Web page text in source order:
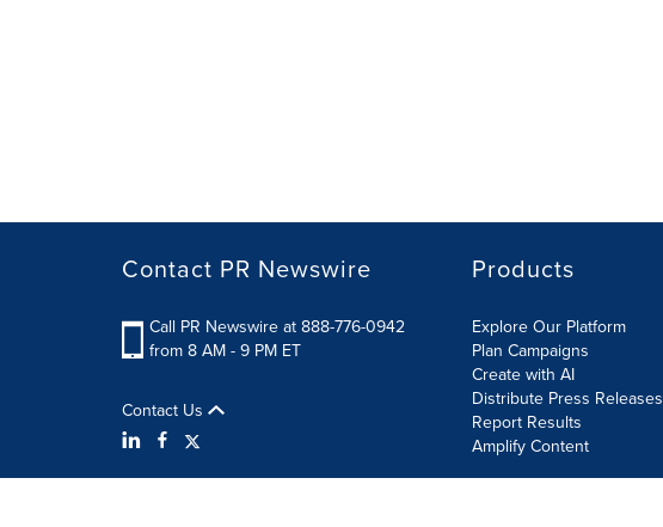
Contact PR Newswire
Call PR Newswire at 888-776-0942
from 8 AM - 9 PM ET
Contact Us
Products
Explore Our Platform
Plan Campaigns
Create with AI
Distribute Press Releases
Report Results
Amplify Content